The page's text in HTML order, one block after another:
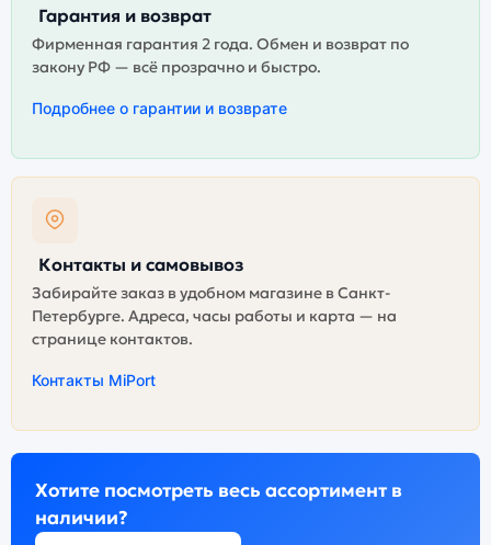
Гарантия и возврат
Фирменная гарантия 2 года. Обмен и возврат по
закону РФ — всё прозрачно и быстро.
Подробнее о гарантии и возврате
Контакты и самовывоз
Забирайте заказ в удобном магазине в Санкт-
Петербурге. Адреса, часы работы и карта — на
странице контактов.
Контакты MiPort
Хотите посмотреть весь ассортимент в
наличии?